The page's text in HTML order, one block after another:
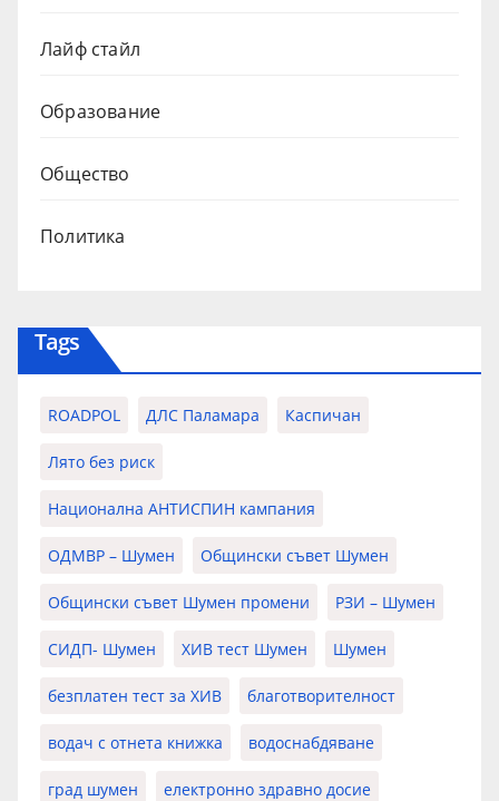
Лайф стайл
Образование
Общество
Политика
Tags
ROADPOL ДЛС Паламара Каспичан
Лято без риск
Национална АНТИСПИН кампания
ОДМВР – Шумен Общински съвет Шумен
Общински съвет Шумен промени РЗИ – Шумен
СИДП- Шумен ХИВ тест Шумен Шумен
безплатен тест за ХИВ благотворителност
водач с отнета книжка водоснабдяване
град шумен електронно здравно досие